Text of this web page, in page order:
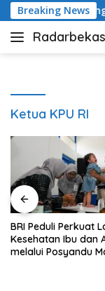
Langsung
ke
konten
Breaking News
Tugu
Berita
Ketua KPU RI
BRI Peduli Perkuat
Kesehatan Ibu dan
melalui Posyandu